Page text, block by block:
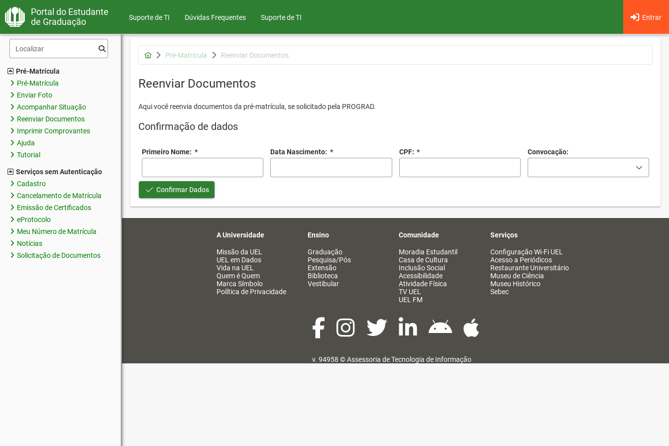
Portal do Estudante
de Graduação
Suporte de TI Dúvidas Frequentes Entrar
Suporte de TI
Pré-Matrícula
Pré-Matrícula
Enviar Foto
Acompanhar Situação
Reenviar Documentos
Imprimir Comprovantes
Ajuda
Tutorial
Serviços sem Autenticação
Cadastro
Cancelamento de Matrícula
Emissão de Certificados
eProtocolo
Meu Número de Matrícula
Notícias
Solicitação de Documentos
Pré-Matrícula Reenviar Documentos
Reenviar Documentos
Aqui você reenvia documentos da pré-matrícula, se solicitado pela PROGRAD.
Confirmação de dados
Primeiro Nome: * Data Nascimento: * CPF: * Convocação:
Confirmar Dados
A Universidade
Missão da UEL
UEL em Dados
Vida na UEL
Quem é Quem
Marca Símbolo
Política de Privacidade
Ensino
Graduação
Pesquisa/Pós
Extensão
Biblioteca
Vestibular
Comunidade
Moradia Estudantil
Casa de Cultura
Inclusão Social
Acessibilidade
Atividade Física
TV UEL
UEL FM
Serviços
Configuração Wi-Fi UEL
Acesso a Periódicos
Restaurante Universitário
Museu de Ciência
Museu Histórico
Sebec
v. 94958 ©Assessoria de Tecnologia de Informação